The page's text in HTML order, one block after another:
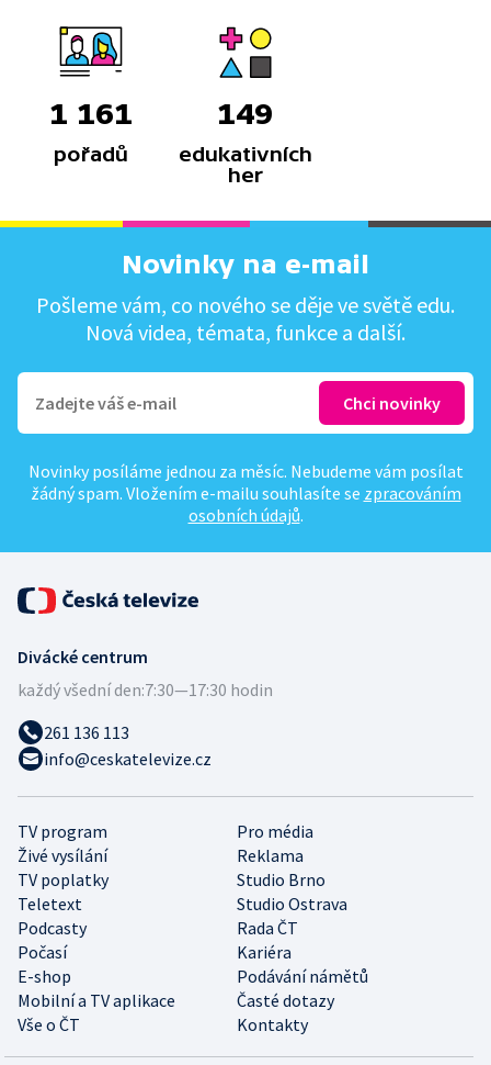
1 161
pořadů
149
edukativních
her
Novinky na e-mail
Pošleme vám, co nového se děje ve světě edu.
Nová videa, témata, funkce a další.
Novinky posíláme jednou za měsíc. Nebudeme vám posílat
žádný spam. Vložením e-mailu souhlasíte se zpracováním
osobních údajů.